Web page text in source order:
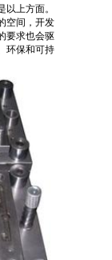
上方面。
空间，开发
要求也会驱
环保和可持